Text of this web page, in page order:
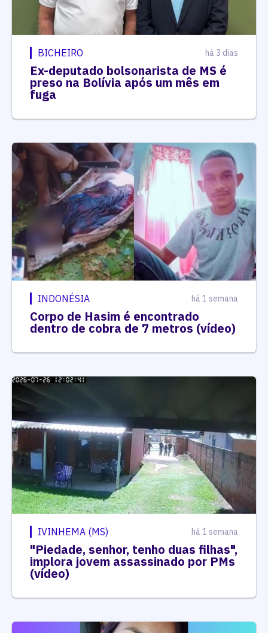
BICHEIRO há 3 dias
Ex-deputado bolsonarista de MS é
preso na Bolívia após um mês em
fuga
INDONÉSIA há 1 semana
Corpo de Hasim é encontrado
dentro de cobra de 7 metros (vídeo)
IVINHEMA (MS) há 1 semana
"Piedade, senhor, tenho duas filhas",
implora jovem assassinado por PMs
(vídeo)